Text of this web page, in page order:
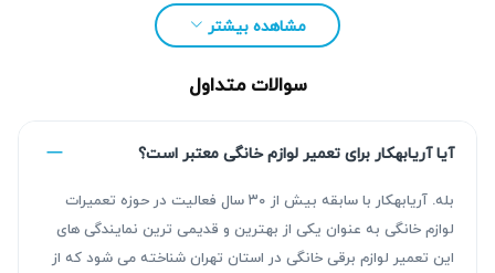
مشاهده بیشتر
سوالات متداول
آیا آریابهکار برای تعمیر لوازم خانگی معتبر است؟
بله. آریابهکار با سابقه بیش از ۳۰ سال فعالیت در حوزه تعمیرات
لوازم خانگی به عنوان یکی از بهترین و قدیمی ترین نمایندگی های
این تعمیر لوازم برقی خانگی در استان تهران شناخته می شود که از